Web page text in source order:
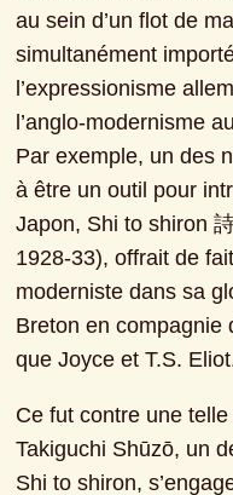
au sein d’un flot de
simultanément
l’expressionisme
l’anglo-modernisme
Par exemple, un des
à être un outil pour
Japon, Shi to shiron
1928-33), offrait de
moderniste dans sa
Breton en compagnie
que Joyce et T.S.
Ce fut contre une
Takiguchi Shūzō, un
Shi to shiron,